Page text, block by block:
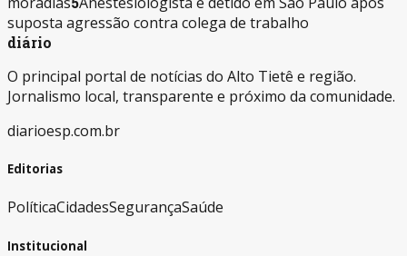
suposta agressão contra colega de trabalho
diário
O principal portal de notícias do Alto Tietê e região.
Jornalismo local, transparente e próximo da comunidade.
diarioesp.com.br
Editorias
PolíticaCidadesSegurançaSaúde
Institucional